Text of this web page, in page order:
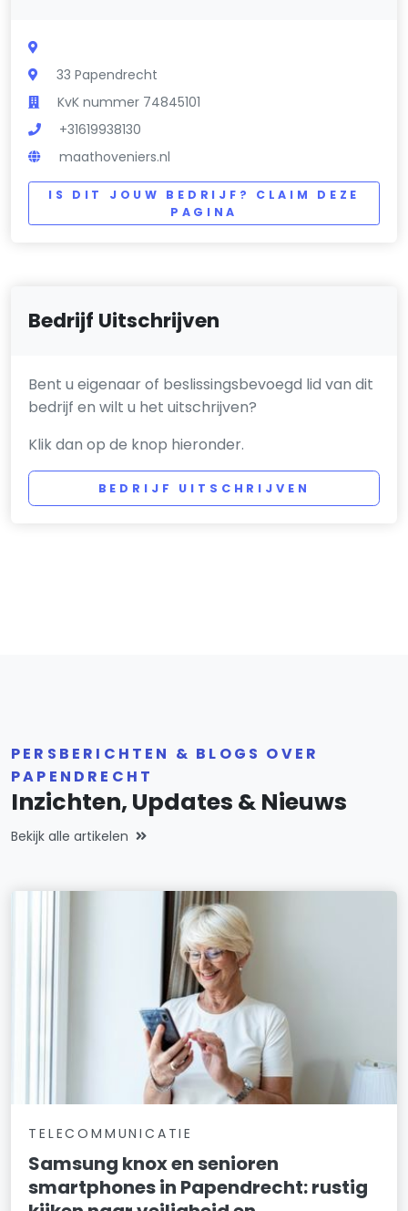
33 Papendrecht
KvK nummer 74845101
+31619938130
maathoveniers.nl
IS DIT JOUW BEDRIJF? CLAIM DEZE
PAGINA
Bedrijf Uitschrijven
Bent u eigenaar of beslissingsbevoegd lid van dit
bedrijf en wilt u het uitschrijven?
Klik dan op de knop hieronder.
BEDRIJF UITSCHRIJVEN
PERSBERICHTEN & BLOGS OVER
PAPENDRECHT
Inzichten, Updates & Nieuws
Bekijk alle artikelen
TELECOMMUNICATIE
Samsung knox en senioren
smartphones in Papendrecht: rustig